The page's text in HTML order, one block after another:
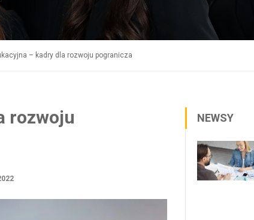
– kadry dla rozwoju pogranicza
rozwoju
NEWSY